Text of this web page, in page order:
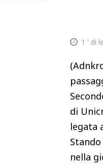
1 ' di
di
legata
nella